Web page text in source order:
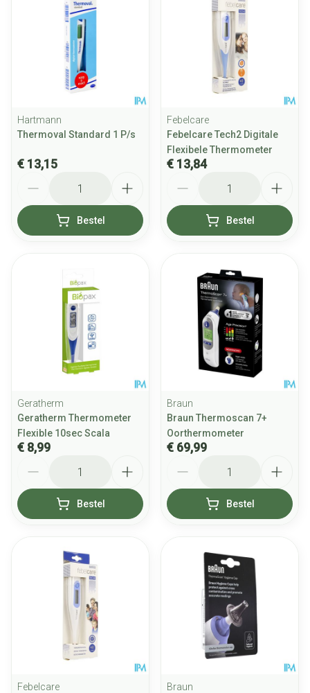
Hartmann
Thermoval Standard 1 P/s
€ 13,15
Bestel
Febelcare
Febelcare Tech2 Digitale
Flexibele Thermometer
€ 13,84
Bestel
Geratherm
Geratherm Thermometer
Flexible 10sec Scala
€ 8,99
Bestel
Braun
Braun Thermoscan 7+
Oorthermometer
€ 69,99
Bestel
Febelcare
Braun